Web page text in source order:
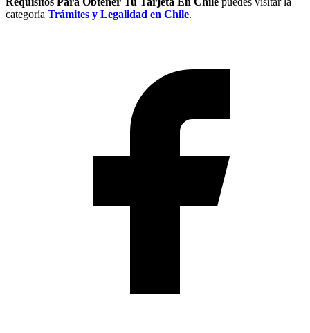
categoría Trámites y Legalidad en Chile.